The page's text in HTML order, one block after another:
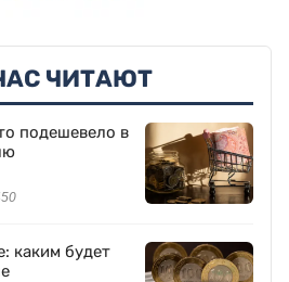
ЧИТАЮТ
подешевело в
каким будет